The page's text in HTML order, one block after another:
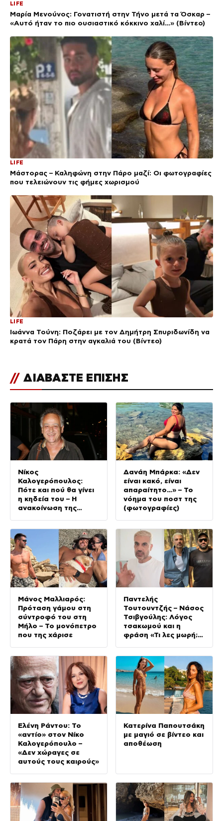
LIFE
Μαρία Μενούνος: Γονατιστή στην Τήνο μετά τα Όσκαρ –
«Αυτό ήταν το πιο ουσιαστικό κόκκινο χαλί…» (Βίντεο)
LIFE
Μάστορας – Καληφώνη στην Πάρο μαζί: Οι φωτογραφίες
που τελειώνουν τις φήμες χωρισμού
LIFE
Ιωάννα Τούνη: Ποζάρει με τον Δημήτρη Σπυριδωνίδη να
κρατά τον Πάρη στην αγκαλιά του (Βίντεο)
// ΔΙΑΒΑΣΤΕ ΕΠΙΣΗΣ
Νίκος
Καλογερόπουλος:
Πότε και πού θα γίνει
η κηδεία του – Η
ανακοίνωση της
Δανάη Μπάρκα: «Δεν
είναι κακό, είναι
απαραίτητο…» – Το
νόημα του ποστ της
(φωτογραφίες)
Μάνος Μαλλιαρός:
Πρόταση γάμου στη
σύντροφό του στη
Μήλο – Το μονόπετρο
που της χάρισε
Παντελής
Τουτουντζής – Νάσος
Τσιβγούλης: Λόγος
τσακωμού και η
φράση «Τι λες μωρή;
Ελένη Ράντου: Το
«αντίο» στον Νίκο
Καλογερόπουλο –
«Δεν χώραγες σε
αυτούς τους καιρούς»
Κατερίνα Παπουτσάκη
με μαγιό σε βίντεο και
αποθέωση